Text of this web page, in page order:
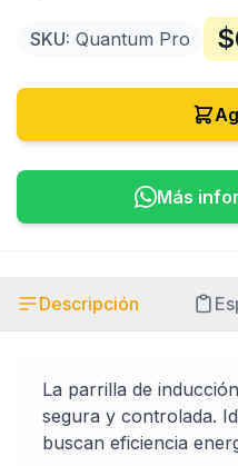
SKU: Quantum Pro $
Más
Descripción
La parrilla de
segura y controlada.
buscan eficiencia